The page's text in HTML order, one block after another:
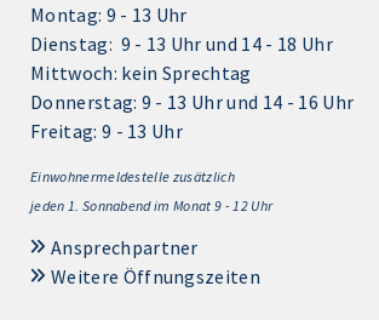
Montag: 9 - 13 Uhr
Dienstag: 9 - 13 Uhr und 14 - 18 Uhr
Mittwoch: kein Sprechtag
Donnerstag: 9 - 13 Uhr und 14 - 16 Uhr
Freitag: 9 - 13 Uhr
Einwohnermeldestelle zusätzlich
jeden 1. Sonnabend im Monat 9 - 12 Uhr
Ansprechpartner
Weitere Öffnungszeiten